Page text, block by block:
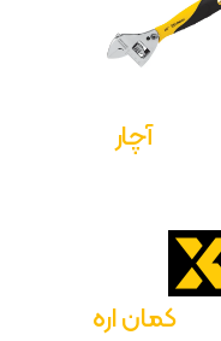
آچار
کمان اره